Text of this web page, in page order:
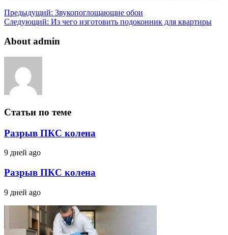
Предыдущий: Звукопоглощающие обои
Следующий: Из чего изготовить подоконник для квартиры
About admin
Статьи по теме
Разрыв ПКС колена
9 дней ago
Разрыв ПКС колена
9 дней ago